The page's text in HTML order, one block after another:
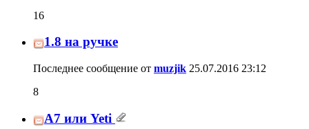
16
1.8 на ручке
Последнее сообщение от muzjik 25.07.2016 23:12
8
A7 или Yeti